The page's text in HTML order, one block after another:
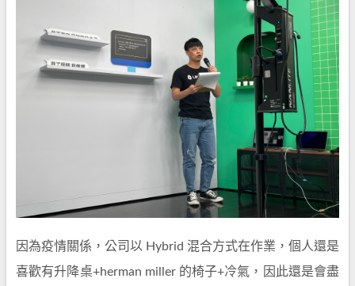
因為疫情關係，公司以 Hybrid 混合方式在作業，個人還是
喜歡有升降桌+herman miller 的椅子+冷氣，因此還是會盡